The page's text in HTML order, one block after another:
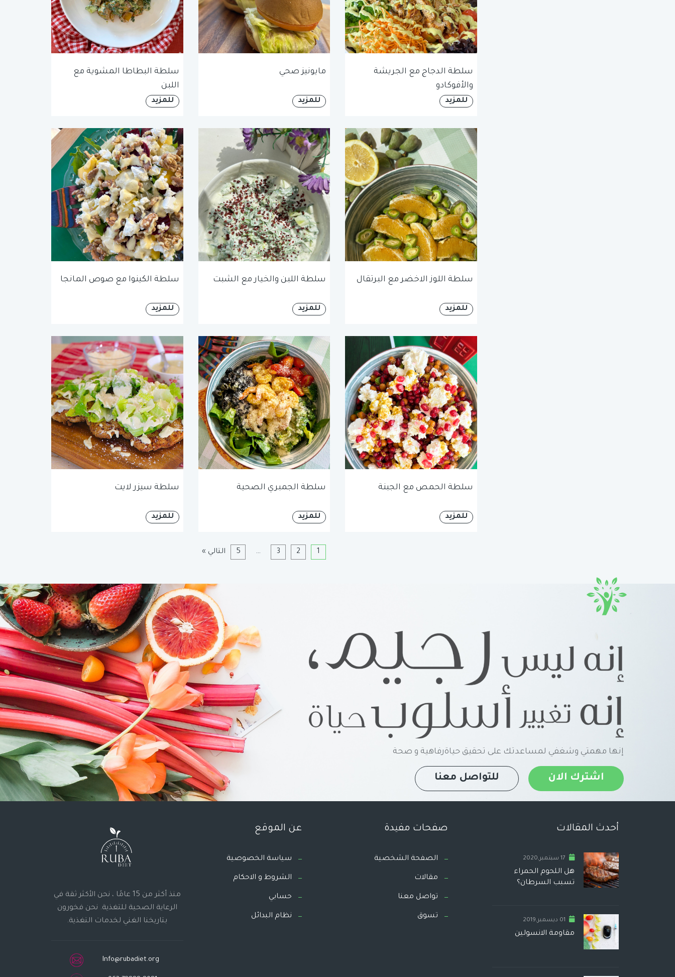
سلطة الدجاج مع الجريشة
والأفوكادو
للمزيد
مايونيز صحي
للمزيد
سلطة البطاطا المشوية مع
اللبن
للمزيد
سلطة اللوز الاخضر مع البرتقال
للمزيد
سلطة اللبن والخيار مع الشبت
للمزيد
سلطة الكينوا مع صوص المانجا
للمزيد
سلطة الحمص مع الجبنة
للمزيد
سلطة الجمبري الصحية
للمزيد
سلطة سيزر لايت
للمزيد
1
2
3
…
5 التالي »
إنها مهمتي وشغفي لمساعدتك على تحقيق حياةرفاهية و صحة
اشترك الان للتواصل معنا
أحدث المقالات
17 سبتمبر,2020
هل اللحوم الحمراء
تسبب السرطان؟
01 ديسمبر,2019
مقاومة الانسولين
صفحات مفيدة
الصفحة الشخصية
مقالات
تواصل معنا
تسوق
عن الموقع
سياسة الخصوصية
الشروط و الاحكام
حسابي
نظام البدائل
منذ أكثر من 15 عامًا ، نحن الأكثر ثقة في
الرعاية الصحية للتغذية. نحن فخورون
بتاريخنا الغني لخدمات التغذية.
Info@rubadiet.org